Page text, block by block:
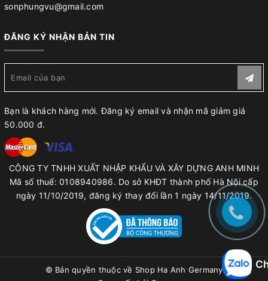
sonphungvu@gmail.com
ĐĂNG KÝ NHẬN BẢN TIN
Bạn là khách hàng mới. Đăng ký email và nhận mã giảm giá
50.000 đ.
CÔNG TY TNHH XUẤT NHẬP KHẨU VÀ XÂY DỰNG ANH MINH
Mã số thuế: 0108940986. Do sở KHĐT thành phố Hà Nội cấp
ngày 11/10/2019, đăng ký thay đổi lần 1 ngày 14/11/2019.
© Bản quyền thuộc về Shop Ha Anh Germany